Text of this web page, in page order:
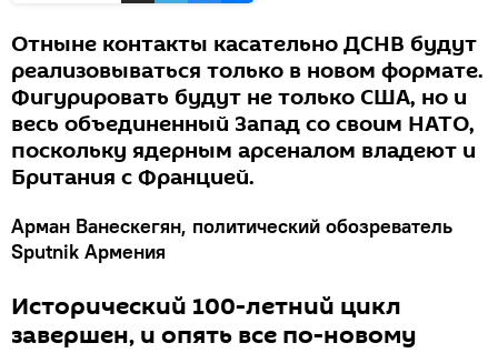
Отныне контакты касательно ДСНВ будут
реализовываться только в новом формате.
Фигурировать будут не только США, но и
весь объединенный Запад со своим НАТО,
поскольку ядерным арсеналом владеют и
Британия с Францией.
Арман Ванескегян, политический обозреватель
Sputnik Армения
Исторический 100-летний цикл
завершен, и опять все по-новому